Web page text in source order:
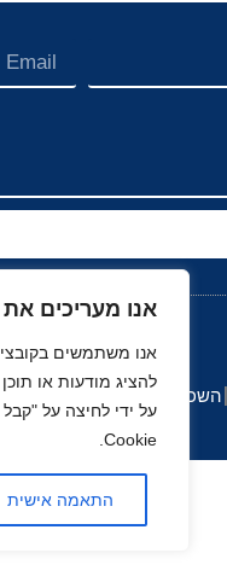
אנו מעריכים
להציג מודעות או
על ידי לחיצה על
Cookie.
התאמה אישית
השכלה וחינוך רכב, תעופה